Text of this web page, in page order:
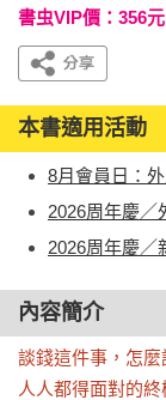
書虫VIP價：356元
本書適用活動
8月會員日：
2026周年慶／
2026周年慶／
內容簡介
談錢這件事，怎麼
人人都得面對的